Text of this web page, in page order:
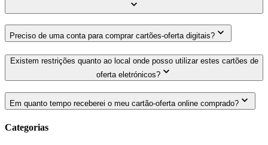
Preciso de uma conta para comprar cartões-oferta digitais?
Existem restrições quanto ao local onde posso utilizar estes cartões de
oferta eletrónicos?
Em quanto tempo receberei o meu cartão-oferta online comprado?
Categorias